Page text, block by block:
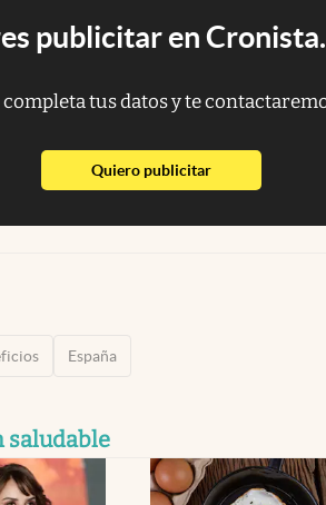
publicitar en
tus datos y te
Quiero publicitarabre en nueva
España
saludable